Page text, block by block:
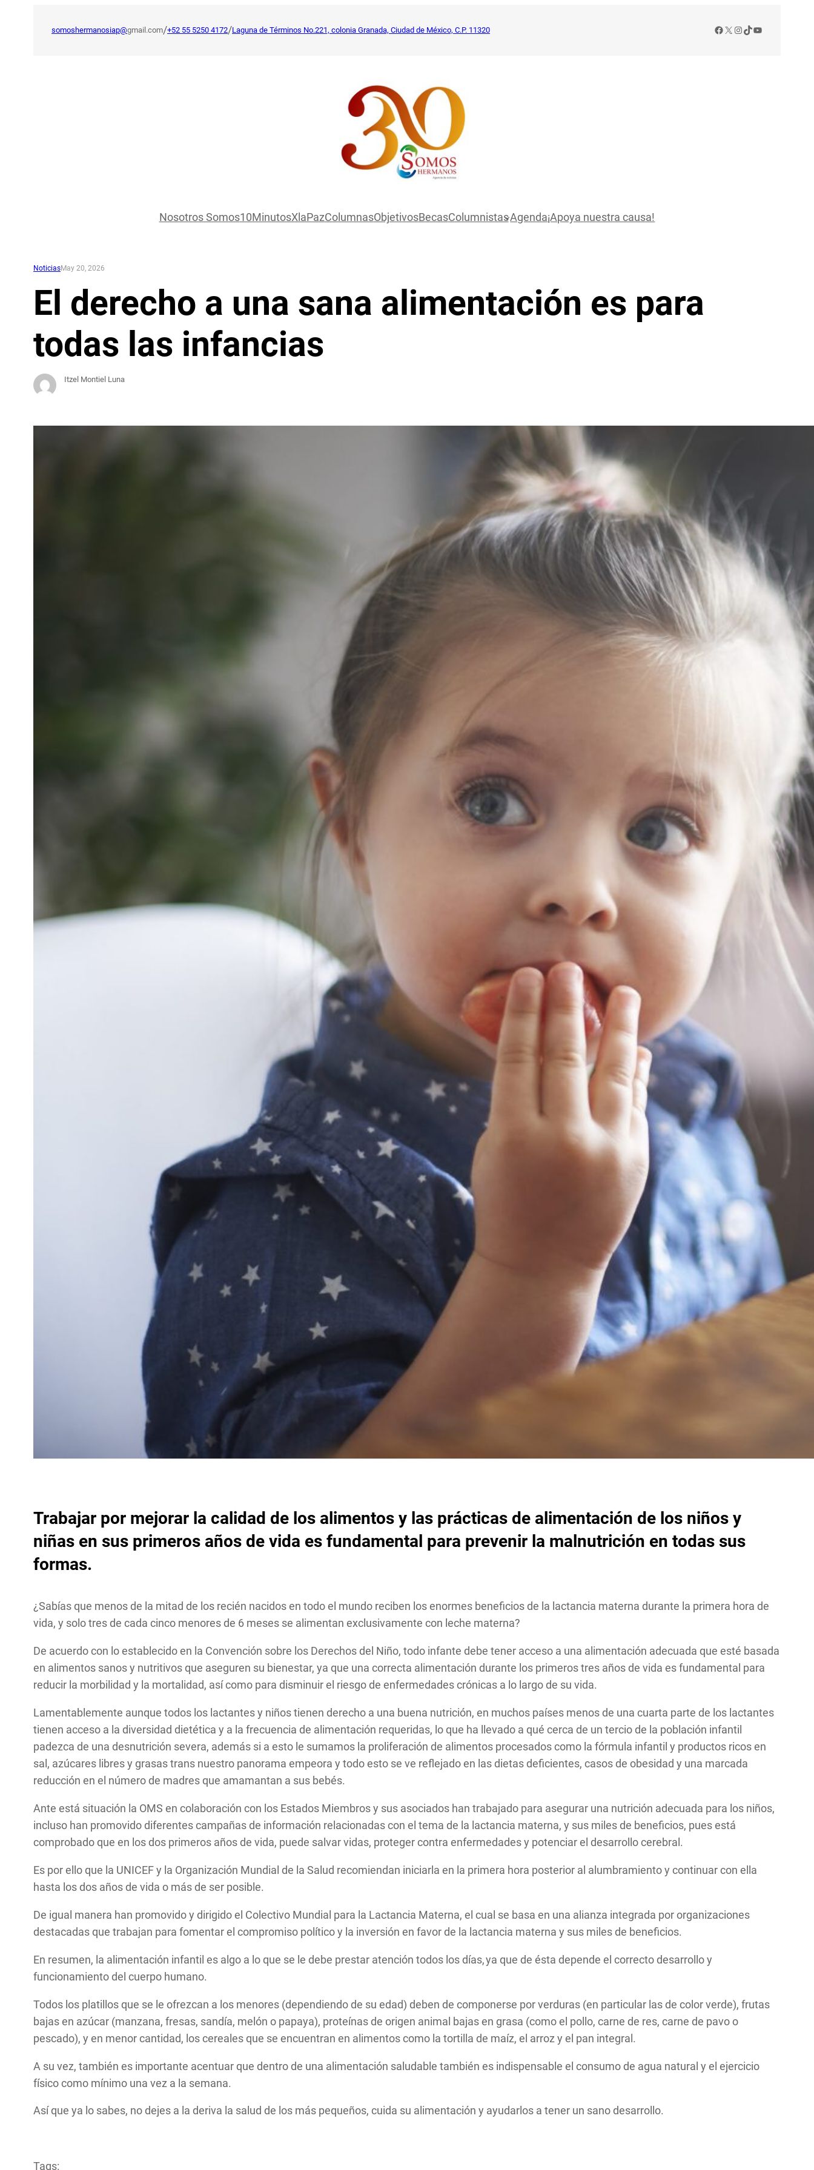
somoshermanosiap@gmail.com/+52 55 5250 4172/Laguna de Términos No.221, colonia Granada, Ciudad de México, C.P. 11320 Facebook
X Instagram
TikTok
YouTube
Nosotros Somos10MinutosXlaPazColumnasObjetivosBecasColumnistasAgenda¡Apoya nuestra causa!
NoticiasMay 20, 2026
El derecho a una sana alimentación es para
todas las infancias
Itzel Montiel Luna
Trabajar por mejorar la calidad de los alimentos y las prácticas de alimentación de los niños y
niñas en sus primeros años de vida es fundamental para prevenir la malnutrición en todas sus
formas.
¿Sabías que menos de la mitad de los recién nacidos en todo el mundo reciben los enormes beneficios de la lactancia materna durante la primera hora de
vida, y solo tres de cada cinco menores de 6 meses se alimentan exclusivamente con leche materna?
De acuerdo con lo establecido en la Convención sobre los Derechos del Niño, todo infante debe tener acceso a una alimentación adecuada que esté basada
en alimentos sanos y nutritivos que aseguren su bienestar, ya que una correcta alimentación durante los primeros tres años de vida es fundamental para
reducir la morbilidad y la mortalidad, así como para disminuir el riesgo de enfermedades crónicas a lo largo de su vida.
Lamentablemente aunque todos los lactantes y niños tienen derecho a una buena nutrición, en muchos países menos de una cuarta parte de los lactantes
tienen acceso a la diversidad dietética y a la frecuencia de alimentación requeridas, lo que ha llevado a qué cerca de un tercio de la población infantil
padezca de una desnutrición severa, además si a esto le sumamos la proliferación de alimentos procesados como la fórmula infantil y productos ricos en
sal, azúcares libres y grasas trans nuestro panorama empeora y todo esto se ve reflejado en las dietas deficientes, casos de obesidad y una marcada
reducción en el número de madres que amamantan a sus bebés.
Ante está situación la OMS en colaboración con los Estados Miembros y sus asociados han trabajado para asegurar una nutrición adecuada para los niños,
incluso han promovido diferentes campañas de información relacionadas con el tema de la lactancia materna, y sus miles de beneficios, pues está
comprobado que en los dos primeros años de vida, puede salvar vidas, proteger contra enfermedades y potenciar el desarrollo cerebral.
Es por ello que la UNICEF y la Organización Mundial de la Salud recomiendan iniciarla en la primera hora posterior al alumbramiento y continuar con ella
hasta los dos años de vida o más de ser posible.
De igual manera han promovido y dirigido el Colectivo Mundial para la Lactancia Materna, el cual se basa en una alianza integrada por organizaciones
destacadas que trabajan para fomentar el compromiso político y la inversión en favor de la lactancia materna y sus miles de beneficios.
En resumen, la alimentación infantil es algo a lo que se le debe prestar atención todos los días, ya que de ésta depende el correcto desarrollo y
funcionamiento del cuerpo humano.
Todos los platillos que se le ofrezcan a los menores (dependiendo de su edad) deben de componerse por verduras (en particular las de color verde), frutas
bajas en azúcar (manzana, fresas, sandía, melón o papaya), proteínas de origen animal bajas en grasa (como el pollo, carne de res, carne de pavo o
pescado), y en menor cantidad, los cereales que se encuentran en alimentos como la tortilla de maíz, el arroz y el pan integral.
A su vez, también es importante acentuar que dentro de una alimentación saludable también es indispensable el consumo de agua natural y el ejercicio
físico como mínimo una vez a la semana.
Así que ya lo sabes, no dejes a la deriva la salud de los más pequeños, cuida su alimentación y ayudarlos a tener un sano desarrollo.
Tags: